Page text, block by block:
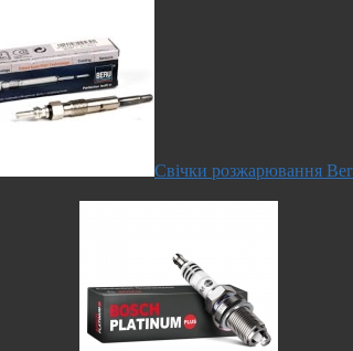
Свічки розжарювання